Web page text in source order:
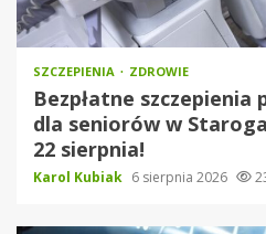
SZCZEPIENIA ZDROWIE
Bezpłatne
dla seniorów w
22 sierpnia!
Karol Kubiak 6 sierpnia 2026